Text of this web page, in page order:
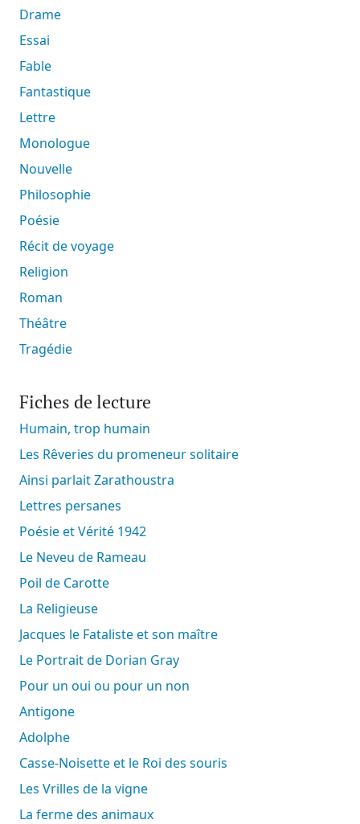
Drame
Essai
Fable
Fantastique
Lettre
Monologue
Nouvelle
Philosophie
Poésie
Récit de voyage
Religion
Roman
Théâtre
Tragédie
Fiches de lecture
Humain, trop humain
Les Rêveries du promeneur solitaire
Ainsi parlait Zarathoustra
Lettres persanes
Poésie et Vérité 1942
Le Neveu de Rameau
Poil de Carotte
La Religieuse
Jacques le Fataliste et son maître
Le Portrait de Dorian Gray
Pour un oui ou pour un non
Antigone
Adolphe
Casse-Noisette et le Roi des souris
Les Vrilles de la vigne
La ferme des animaux